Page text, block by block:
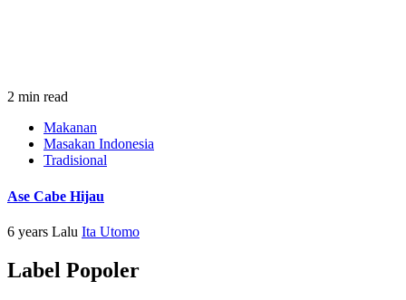
2 min read
Makanan
Masakan Indonesia
Tradisional
Ase Cabe Hijau
6 years Lalu Ita Utomo
Label Popoler